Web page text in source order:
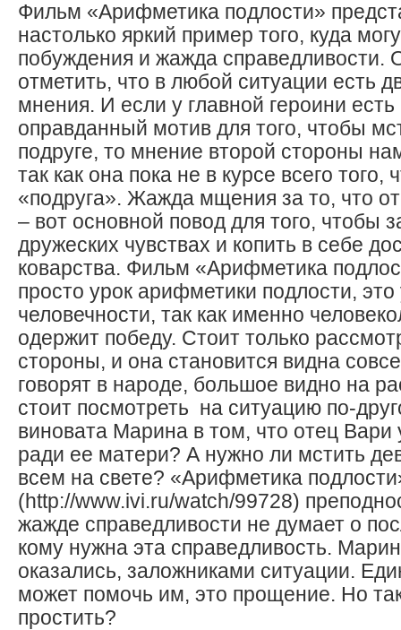
Фильм «Арифметика подлости»
настолько яркий пример того, куда
побуждения и жажда справедливости.
отметить, что в любой ситуации есть
мнения. И если у главной героини
оправданный мотив для того, чтобы
подруге, то мнение второй стороны
так как она пока не в курсе всего того,
«подруга». Жажда мщения за то, что
– вот основной повод для того, чтобы
дружеских чувствах и копить в себе
коварства. Фильм «Арифметика
просто урок арифметики подлости, это
человечности, так как именно
одержит победу. Стоит только
стороны, и она становится видна
говорят в народе, большое видно на
стоит посмотреть на ситуацию по-
виновата Марина в том, что отец Вари
ради ее матери? А нужно ли мстить
всем на свете? «Арифметика
(http://www.ivi.ru/watch/99728)
жажде справедливости не думает о
кому нужна эта справедливость.
оказались, заложниками ситуации.
может помочь им, это прощение. Но
простить?